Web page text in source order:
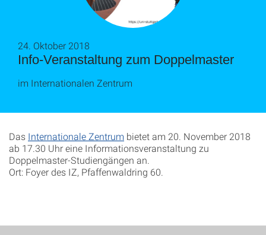
Info-Veranstaltung zum Doppelmaster
24. Oktober 2018
im Internationalen Zentrum
Das Internationale Zentrum bietet am 20. November 2018
ab 17.30 Uhr eine Informationsveranstaltung zu
Doppelmaster-Studiengängen an.
Ort: Foyer des IZ, Pfaffenwaldring 60.